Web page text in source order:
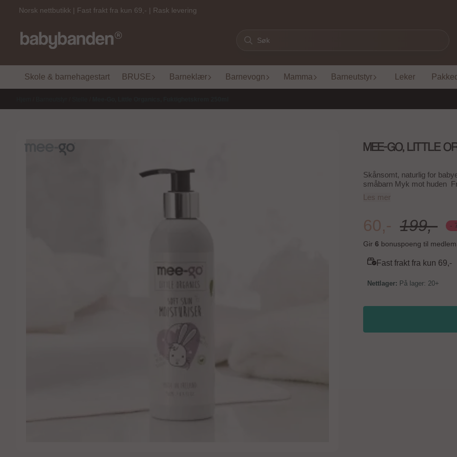
Hopp til innhold
Norsk nettbutikk | Fast frakt fra kun 69,- | Rask levering
Skole & barnehagestart BRUSE Barneklær Barnevogn Mamma Barneutstyr Leker
MEE-GO, LITTLE
Skånsomt, naturlig for babyer og småbarn 250 ml.
småbarn Myk mot huden Fri for SLS eller parabener og ingen kunstige dufter eller
farger Naturlig, mild lavendelduft Ikke testet på dyr Laget i Irland Vegansk og
vegetarvennlig Hva er fordelene med å bruke Mee-go Little Organics babyhudpleie og
kroppens største organ.
giftstoffer. Mange av disse
hudpleieingredienser.
helseproblemer. Mee-go Little Organics hudpleieserie inkluderer en Made For Mums
2021 Silver Award-
økologisk, Halal-sertifisert
Les mer
60,- 199,- -
Gir 6 bonuspoeng til
Fast frakt fra kun 69,-
På lager: 20+